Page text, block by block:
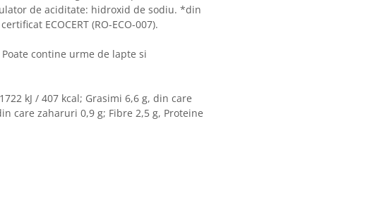
de aciditate: hidroxid de sodiu. *din
ECOCERT (RO-ECO-007).
contine urme de lapte si
kJ / 407 kcal; Grasimi 6,6 g, din care
care zaharuri 0,9 g; Fibre 2,5 g, Proteine